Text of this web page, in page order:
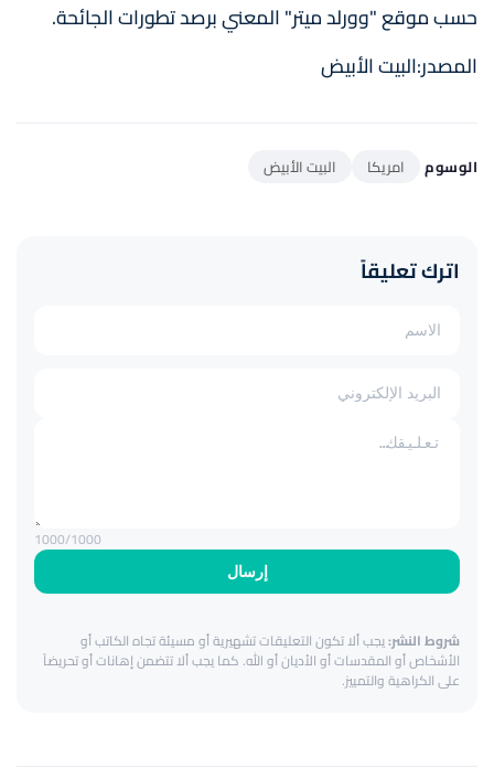
حسب موقع "وورلد ميتر" المعني برصد تطورات الجائحة.
المصدر:البيت الأبيض
الوسوم امريكا البيت الأبيض
اترك تعليقاً
إرسال
1000/1000
شروط النشر:يجب ألا تكون التعليقات تشهيرية أو مسيئة تجاه الكاتب أو
الأشخاص أو المقدسات أو الأديان أو الله. كما يجب ألا تتضمن إهانات أو تحريضاً
على الكراهية والتمييز.